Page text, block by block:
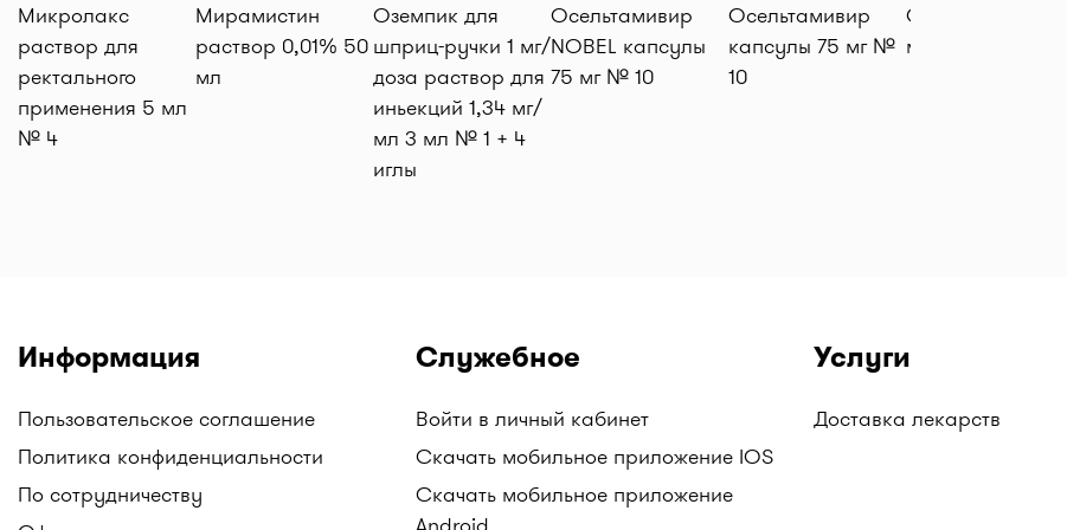
Микролакс
раствор для
ректального
применения 5 мл
№ 4
Мирамистин
раствор 0,01% 50
мл
Оземпик для
шприц-ручки 1 мг/
доза раствор для
иньекций 1,34 мг/
мл 3 мл № 1 + 4
иглы
Осельтамивир
NOBEL капсулы
75 мг № 10
Осельтамивир
капсулы 75 мг №
10
Отипакс капли 15
мл (16 гр)
Информация
Пользовательское соглашение
Политика конфиденциальности
По сотрудничеству
Служебное
Войти в личный кабинет
Скачать мобильное приложение IOS
Скачать мобильное приложение
Услуги
Доставка лекарств